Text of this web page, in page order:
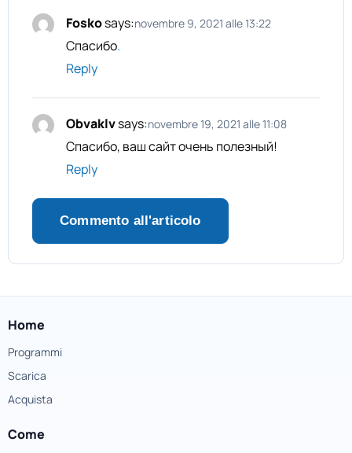
Foskosays:novembre 9, 2021 alle 13:22
Спасибо.
Reply
Оbvaklvsays:novembre 19, 2021 alle 11:08
Спасибо, ваш сайт очень полезный!
Reply
Home
Programmi
Scarica
Acquista
Come